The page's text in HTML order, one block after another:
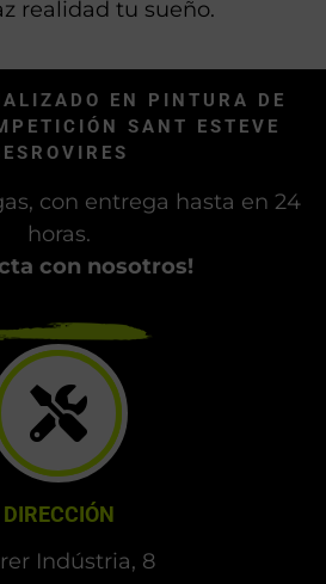
realidad tu sueño.
EN PINTURA DE
SANT ESTEVE
con entrega hasta en 24
horas.
con nosotros!
DIRECCIÓN
Indústria, 8